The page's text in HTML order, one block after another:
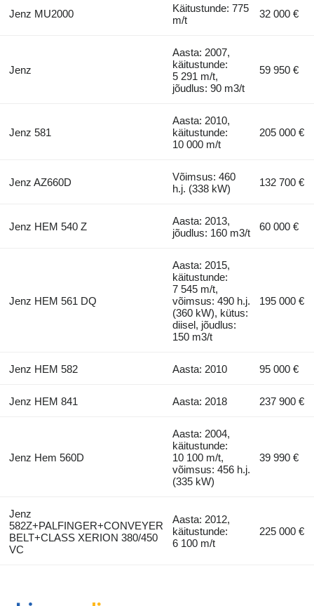
Jenz MU2000
Käitustunde: 775
m/t
32 000 €
Jenz
Aasta: 2007,
käitustunde:
5 291 m/t,
jõudlus: 90 m3/t
59 950 €
Jenz 581
Aasta: 2010,
käitustunde:
10 000 m/t
205 000 €
Jenz AZ660D
Võimsus: 460
h.j. (338 kW)
132 700 €
Jenz HEM 540 Z
Aasta: 2013,
jõudlus: 160 m3/t
60 000 €
Jenz HEM 561 DQ
Aasta: 2015,
käitustunde:
7 545 m/t,
võimsus: 490 h.j.
(360 kW), kütus:
diisel, jõudlus:
150 m3/t
195 000 €
Jenz HEM 582 Aasta: 2010 95 000 €
Jenz HEM 841 Aasta: 2018 237 900 €
Jenz Hem 560D
Aasta: 2004,
käitustunde:
10 100 m/t,
võimsus: 456 h.j.
(335 kW)
39 990 €
Jenz
582Z+PALFINGER+CONVEYER
BELT+CLASS XERION 380/450
VC
Aasta: 2012,
käitustunde:
6 100 m/t
225 000 €